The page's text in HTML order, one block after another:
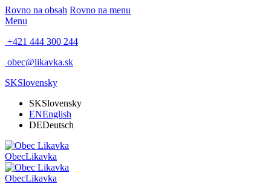
Rovno na obsah Rovno na menu
Menu
+421 444 300 244
obec@likavka.sk
SKSlovensky
SKSlovensky
ENEnglish
DEDeutsch
ObecLikavka
ObecLikavka